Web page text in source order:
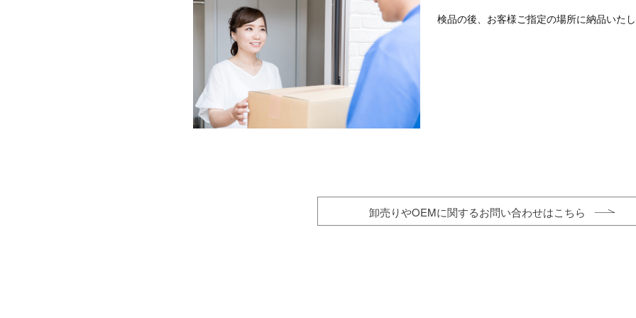
検品の後、お客様ご指定の場所に納品いた
卸売りやOEMに関するお問い合わせはこちら